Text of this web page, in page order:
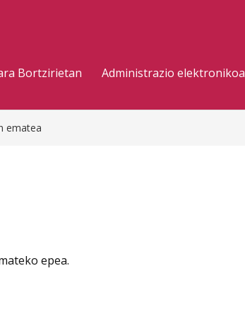
Bortzirietan Administrazio elektronikoa
ematea
epea.